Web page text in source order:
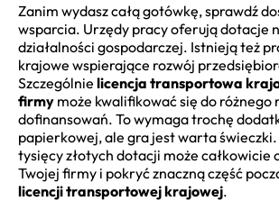
Zanim wydasz całą gotówkę, sprawdź
wsparcia. Urzędy pracy oferują dotacje
działalności gospodarczej. Istnieją też
krajowe wspierające rozwój
Szczególnie licencja transportowa
firmy może kwalifikować się do różnego
dofinansowań. To wymaga trochę
papierkowej, ale gra jest warta
tysięcy złotych dotacji może
Twojej firmy i pokryć znaczną część
licencji transportowej krajowej.